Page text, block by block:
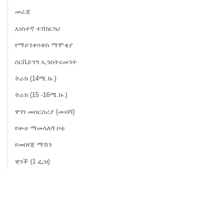
መራጃ
አነስተኛ ተሽከርካሪ
የማይንቀሳቀስ ማሞቂያ
ሰርቬይንግ ኢንስትሩመንት
ትራክ (14ሜ.ኩ.)
ትራክ (15 -16ሜ.ኩ.)
ዋገን መሰርሰሪያ (መብሻ)
የውሀ ማመላለሻ ቦቴ
የመበየጃ ማሽን
ዊንች (1 ፌዝ)